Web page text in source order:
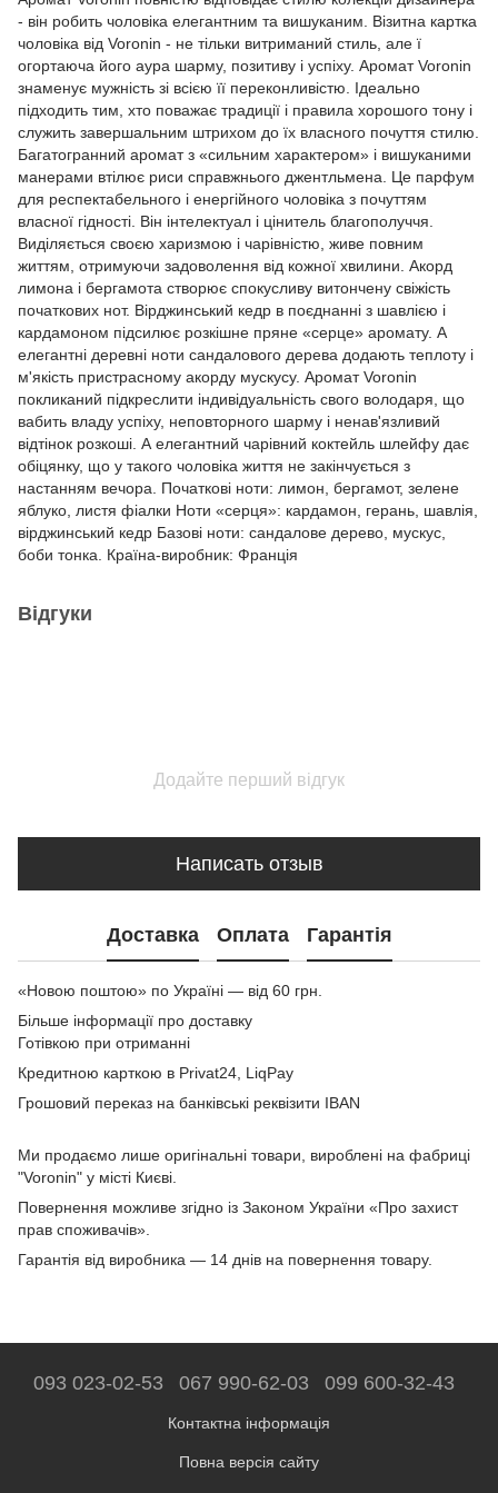
- він робить чоловіка елегантним та вишуканим. Візитна картка
чоловіка від Voronin - не тільки витриманий стиль, але ї
огортаюча його аура шарму, позитиву і успіху. Аромат Voronin
знаменує мужність зі всією її переконливістю. Ідеально
підходить тим, хто поважає традиції і правила хорошого тону і
служить завершальним штрихом до їх власного почуття стилю.
Багатогранний аромат з «сильним характером» і вишуканими
манерами втілює риси справжнього джентльмена. Це парфум
для респектабельного і енергійного чоловіка з почуттям
власної гідності. Він інтелектуал і цінитель благополуччя.
Виділяється своєю харизмою і чарівністю, живе повним
життям, отримуючи задоволення від кожної хвилини. Акорд
лимона і бергамота створює спокусливу витончену свіжість
початкових нот. Вірджинський кедр в поєднанні з шавлією і
кардамоном підсилює розкішне пряне «серце» аромату. А
елегантні деревні ноти сандалового дерева додають теплоту і
м'якість пристрасному акорду мускусу. Аромат Voronin
покликаний підкреслити індивідуальність свого володаря, що
вабить владу успіху, неповторного шарму і ненав'язливий
відтінок розкоші. А елегантний чарівний коктейль шлейфу дає
обіцянку, що у такого чоловіка життя не закінчується з
настанням вечора. Початкові ноти: лимон, бергамот, зелене
яблуко, листя фіалки Ноти «серця»: кардамон, герань, шавлія,
вірджинський кедр Базові ноти: сандалове дерево, мускус,
боби тонка. Країна-виробник: Франція
Відгуки
Додайте перший відгук
Написать отзыв
Доставка Оплата Гарантія
«Новою поштою» по Україні — від 60 грн.
Більше інформації про доставку
Готівкою при отриманні
Кредитною карткою в Privat24, LiqPay
Грошовий переказ на банківські реквізити IBAN
Ми продаємо лише оригінальні товари, вироблені на фабриці
"Voronin" у місті Києві.
Повернення можливе згідно із Законом України «Про захист
прав споживачів».
Гарантія від виробника — 14 днів на повернення товару.
093 023-02-53 067 990-62-03 099 600-32-43
Контактна інформація
Повна версія сайту